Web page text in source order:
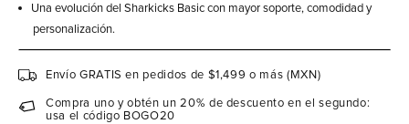
Una evolución del Sharkicks Basic con mayor soporte, comodidad y
personalización.
Envío GRATIS en pedidos de $1,499 o más (MXN)
Compra uno y obtén un 20% de descuento en el segundo:
usa el código BOGO20